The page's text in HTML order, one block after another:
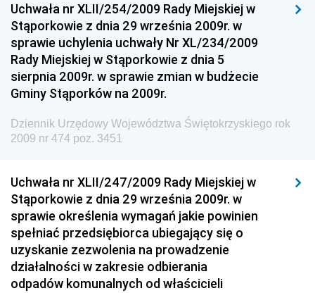
Dziennik Urzędowy Ministra Rozwoju
Dziennik Urzędowy Ministra Infrastruktury i
Budownictwa
Dziennik Urzędowy Ministra Gospodarki Morskiej i
Żeglugi Śródlądowej
Dziennik Urzędowy Ministra Energii
Dziennik Urzędowy Ministra Finansów
Dziennik Urzędowy Ministra Rozwoju i Finansów
Dziennik Urzędowy Wyższego Urzędu Górniczego
Dziennik Urzędowy Prezesa Urzędu Transportu
Kolejowego
Dziennik Urzędowy Ministra Przedsiębiorczości i
Uchwała nr XLII/254/2009 Rady Miejskiej w
Stąporkowie z dnia 29 września 2009r. w
sprawie uchylenia uchwały Nr XL/234/2009
Rady Miejskiej w Stąporkowie z dnia 5
sierpnia 2009r. w sprawie zmian w budżecie
Gminy Stąporków na 2009r.
Dziennik Urzędowy Województwa Świętokrzyskiego rok
2009 nr 474 poz. 3451
Uchwała nr XLII/247/2009 Rady Miejskiej w
Stąporkowie z dnia 29 września 2009r. w
sprawie określenia wymagań jakie powinien
spełniać przedsiębiorca ubiegający się o
uzyskanie zezwolenia na prowadzenie
działalności w zakresie odbierania
odpadów komunalnych od właścicieli